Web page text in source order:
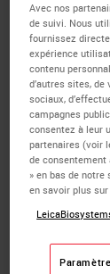
cytogenetics
CG(ASCP)CM.
University of
(MSOD) with
Development
Leadership.
Research
performing
complexity.
publications
Avec nos
de suivi. Nous
fournissez
expérience
contenu
d’autres sites,
sociaux,
campagnes
consentez à leur
partenaires (voir
de
» en bas de
en savoir plus